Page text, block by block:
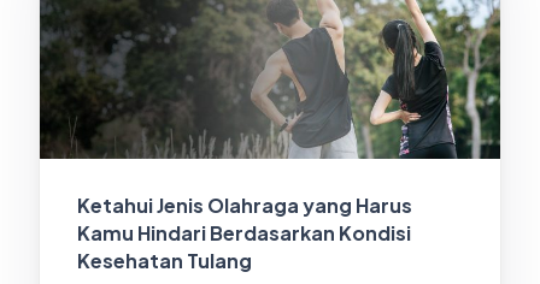
Ketahui Jenis Olahraga yang Harus
Kamu Hindari Berdasarkan Kondisi
Kesehatan Tulang